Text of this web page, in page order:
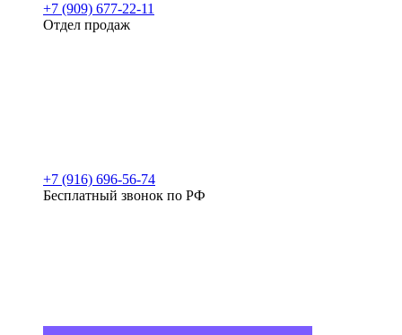
+7 (909) 677-22-11
Отдел продаж
+7 (916) 696-56-74
Бесплатный звонок по РФ